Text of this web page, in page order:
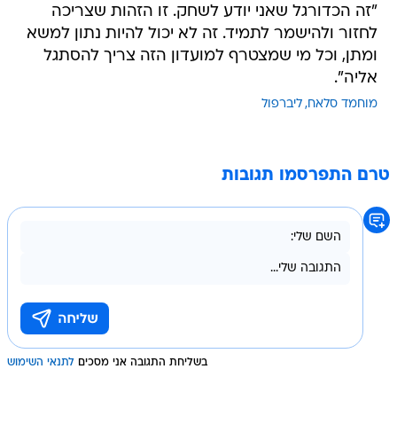
"זה הכדורגל שאני יודע לשחק. זו הזהות שצריכה
לחזור ולהישמר לתמיד. זה לא יכול להיות נתון למשא
ומתן, וכל מי שמצטרף למועדון הזה צריך להסתגל
אליה".
מוחמד סלאח ליברפול
טרם התפרסמו תגובות
בשליחת התגובה אני מסכים לתנאי השימוש